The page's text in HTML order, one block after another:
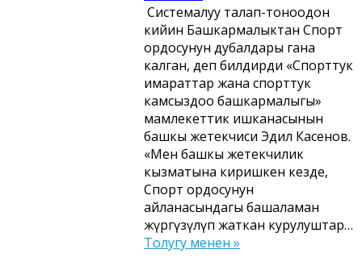
Системалуу талап-тоноодон
кийин Башкармалыктан Спорт
ордосунун дубалдары гана
калган, деп билдирди «Спорттук
имараттар жана спорттук
камсыздоо башкармалыгы»
мамлекеттик ишканасынын
башкы жетекчиси Эдил Касенов.
«Мен башкы жетекчилик
кызматына киришкен кезде,
Спорт ордосунун
айланасындагы башаламан
жүргүзүлүп жаткан курулуштар…
Толугу менен »